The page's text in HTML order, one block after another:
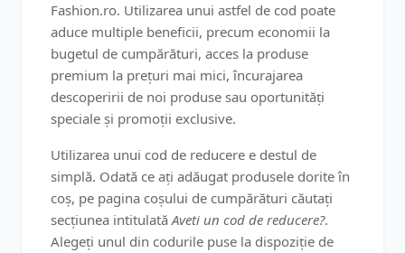
Fashion.ro. Utilizarea unui astfel de cod poate
aduce multiple beneficii, precum economii la
bugetul de cumpărături, acces la produse
premium la prețuri mai mici, încurajarea
descoperirii de noi produse sau oportunități
speciale și promoții exclusive.
Utilizarea unui cod de reducere e destul de
simplă. Odată ce ați adăugat produsele dorite în
coș, pe pagina coșului de cumpărături căutați
secțiunea intitulatăAveti un cod de reducere?.
Alegeți unul din codurile puse la dispoziție de